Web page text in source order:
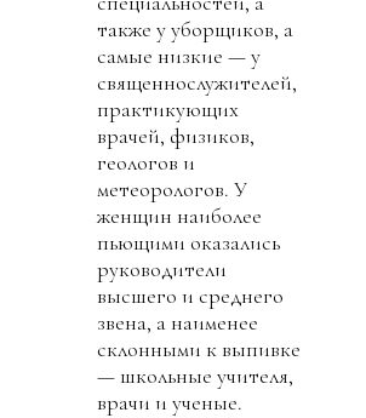
также у уборщиков, а
самые низкие — у
священнослужителей,
практикующих
врачей, физиков,
геологов и
метеорологов. У
женщин наиболее
пьющими оказались
руководители
высшего и среднего
звена, а наименее
склонными к выпивке
— школьные учителя,
врачи и ученые.